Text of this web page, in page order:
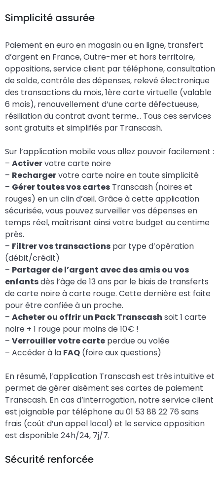
Simplicité assurée
Paiement en euro en magasin ou en ligne, transfert
d’argent en France, Outre-mer et hors territoire,
oppositions, service client par téléphone, consultation
de solde, contrôle des dépenses, relevé électronique
des transactions du mois, 1ère carte virtuelle (valable
6 mois), renouvellement d’une carte défectueuse,
résiliation du contrat avant terme… Tous ces services
sont gratuits et simplifiés par Transcash.
Sur l’application mobile vous allez pouvoir facilement :
– Activervotre carte noire
– Rechargervotre carte noire en toute simplicité
– Gérer toutes vos cartes Transcash (noires et
rouges) en un clin d’œil. Grâce à cette application
sécurisée, vous pouvez surveiller vos dépenses en
temps réel, maîtrisant ainsi votre budget au centime
près.
– Filtrer vos transactions par type d’opération
(débit/crédit)
– Partager de l’argent avec des amis ou vos
enfantsdès l’âge de 13 ans par le biais de transferts
de carte noire à carte rouge. Cette dernière est faite
pour être confiée à un proche.
– Acheter ou offrir un Pack Transcash soit 1 carte
noire + 1 rouge pour moins de 10€ !
– Verrouiller votre carte perdue ou volée
– Accéder à la FAQ (foire aux questions)
En résumé, l’application Transcash est très intuitive et
permet de gérer aisément ses cartes de paiement
Transcash. En cas d’interrogation, notre service client
est joignable par téléphone au 01 53 88 22 76 sans
frais (coût d’un appel local) et le service opposition
est disponible 24h/24, 7j/7.
Sécurité renforcée